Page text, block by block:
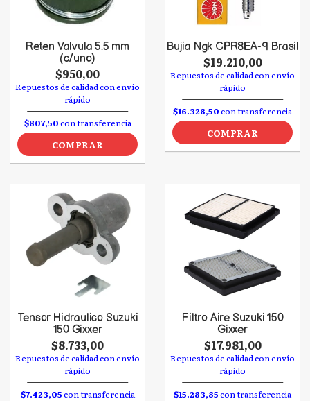
Reten Valvula 5.5 mm
(c/uno)
$950,00
Repuestos de calidad con envío
rápido
$807,50con transferencia
COMPRAR
Bujia Ngk CPR8EA-9 Brasil
$19.210,00
Repuestos de calidad con envío
rápido
$16.328,50con transferencia
COMPRAR
Tensor Hidraulico Suzuki
150 Gixxer
$8.733,00
Repuestos de calidad con envío
rápido
$7.423,05con transferencia
Filtro Aire Suzuki 150
Gixxer
$17.981,00
Repuestos de calidad con envío
rápido
$15.283,85con transferencia